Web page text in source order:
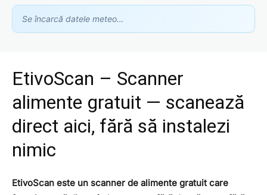
Se încarcă datele meteo…
EtivoScan – Scanner
alimente gratuit — scanează
direct aici, fără să instalezi
nimic
EtivoScan este un scanner de alimente gratuit care
Asistent GhidClinic
Vă ajutăm să găsiți medicul sau clinica potrivită
Ești medic sau ai o clinică medicală?
contact@ghidclinic.ro